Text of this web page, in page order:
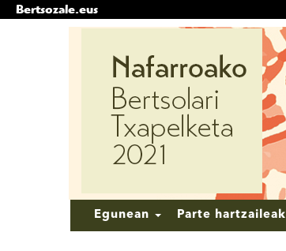
Bertsozale.eus
Edukira
nabigazioara
Nabigazioa
Egunean Parte hartzaileak